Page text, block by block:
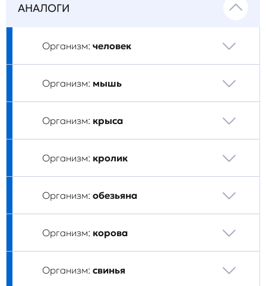
АНАЛОГИ
Организм: человек
Организм: мышь
Организм: крыса
Организм: кролик
Организм: обезьяна
Организм: корова
Организм: свинья